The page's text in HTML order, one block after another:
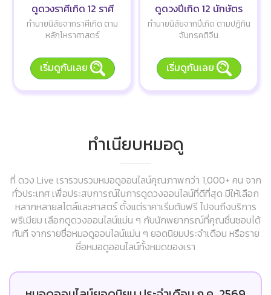
ดูดวงราศีเกิด 12 ราศี
ทำนายนิสัยจากราศีเกิด ตาม
หลักโหราศาสตร์
เริ่มดูกันเลย
ดูดวงปีเกิด 12 นักษัตร
ทำนายนิสัยจากปีเกิด ตามปฏิทิน
จันทรคติจีน
เริ่มดูกันเลย
ทำเนียบหมอดู
ที่ ดวง Live เรารวบรวมหมอดูออนไลน์คุณภาพกว่า 1,000+ คน จาก
ทั่วประเทศ เพื่อประสบการณ์ในการดูดวงออนไลน์ที่ดีที่สุด มีให้เลือก
หลากหลายสไตล์และศาสตร์ ตั้งแต่ราคาเริ่มต้นฟรี ไปจนถึงบริการ
พรีเมียม เลือกดูดวงออนไลน์แม่น ๆ กับนักพยากรณ์ที่คุณชื่นชอบได้
ทันที จากรายชื่อหมอดูออนไลน์แม่น ๆ ยอดนิยมประจำเดือน หรือราย
ชื่อหมอดูออนไลน์ทั้งหมดของเรา